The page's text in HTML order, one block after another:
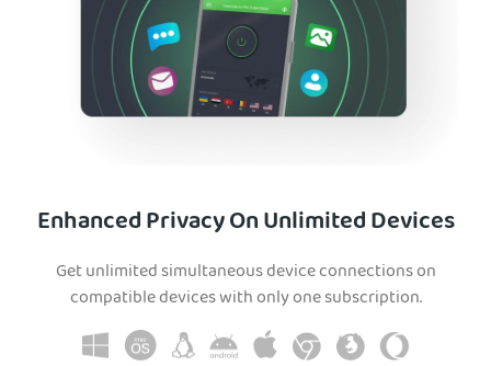
Enhanced Privacy On Unlimited Devices
Get unlimited simultaneous device connections on
compatible devices with only one subscription.